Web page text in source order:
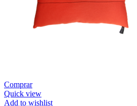
Comprar
Quick view
Add to wishlist